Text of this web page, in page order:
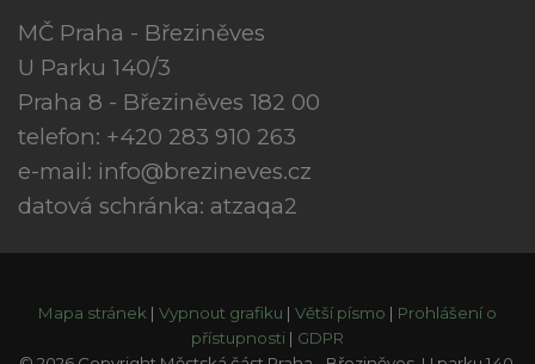
MČ Praha - Březiněves
U Parku 140/3
Praha 8 - Březiněves 182 00
telefon: +420 283 910 263
e-mail: info@brezineves.cz
datová schránka: atzaqa2
Mapa stránek | Vypnout grafiku | Větší písmo | Prohlášení o
přístupnosti | GDPR